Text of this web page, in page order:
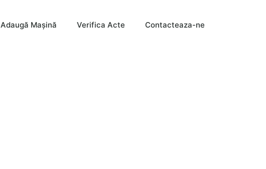
Adaugă Maşină Verifica Acte Contacteaza-ne